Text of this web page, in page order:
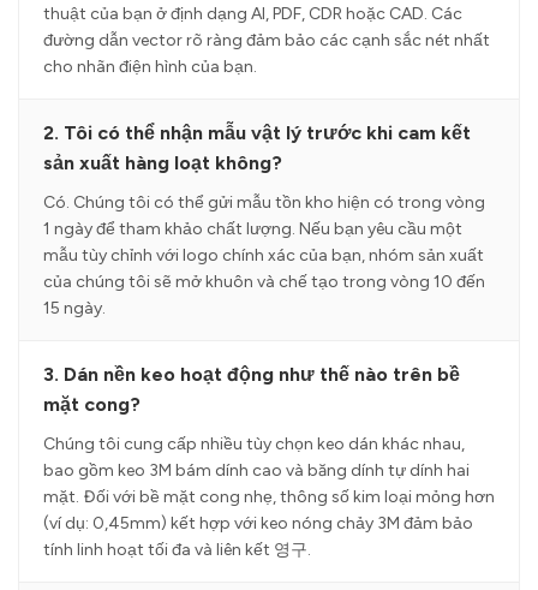
thuật của bạn ở định dạng AI, PDF, CDR hoặc CAD. Các
đường dẫn vector rõ ràng đảm bảo các cạnh sắc nét nhất
cho nhãn điện hình của bạn.
2. Tôi có thể nhận mẫu vật lý trước khi cam kết
sản xuất hàng loạt không?
Có. Chúng tôi có thể gửi mẫu tồn kho hiện có trong vòng
1 ngày để tham khảo chất lượng. Nếu bạn yêu cầu một
mẫu tùy chỉnh với logo chính xác của bạn, nhóm sản xuất
của chúng tôi sẽ mở khuôn và chế tạo trong vòng 10 đến
15 ngày.
3. Dán nền keo hoạt động như thế nào trên bề
mặt cong?
Chúng tôi cung cấp nhiều tùy chọn keo dán khác nhau,
bao gồm keo 3M bám dính cao và băng dính tự dính hai
mặt. Đối với bề mặt cong nhẹ, thông số kim loại mỏng hơn
(ví dụ: 0,45mm) kết hợp với keo nóng chảy 3M đảm bảo
tính linh hoạt tối đa và liên kết 영구.